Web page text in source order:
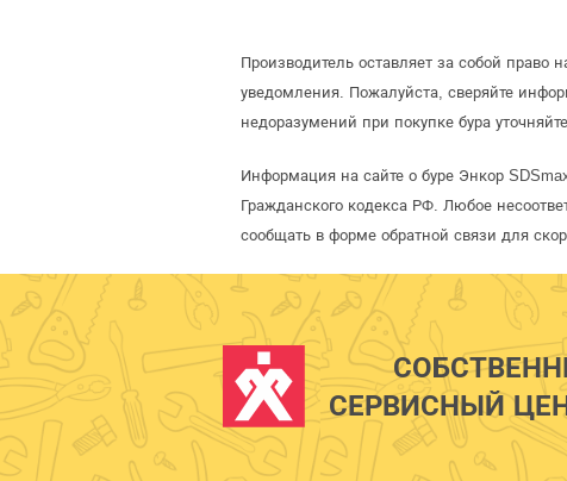
Производитель оставляет за собой
уведомления. Пожалуйста, сверяйте
недоразумений при покупке бура
Информация на сайте о буре Энкор
Гражданского кодекса РФ. Любое
сообщать в форме обратной связи для
СЕРВИСНЫЙ